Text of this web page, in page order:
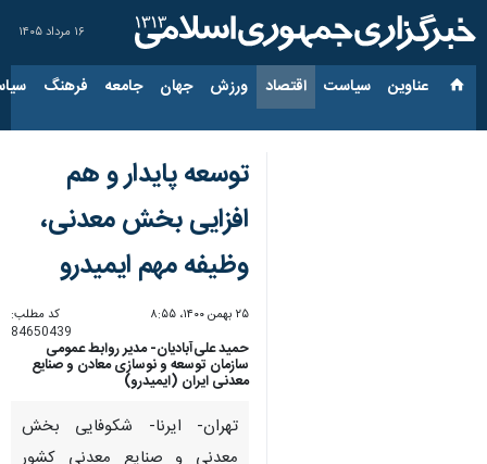
۱۶ مرداد ۱۴۰۵
عناوین‌ سیاست اقتصاد ورزش جهان جامعه فرهنگ
توسعه پایدار و هم
افزایی بخش معدنی،
وظیفه مهم ایمیدرو
۲۵ بهمن ۱۴۰۰، ۸:۵۵
کد مطلب:
84650439
حمید علی‌آبادیان- مدیر روابط عمومی
سازمان توسعه و نوسازی معادن و صنایع
معدنی ایران (ایمیدرو)
تهران- ایرنا- شکوفایی بخش
معدنی و صنایع معدنی کشور